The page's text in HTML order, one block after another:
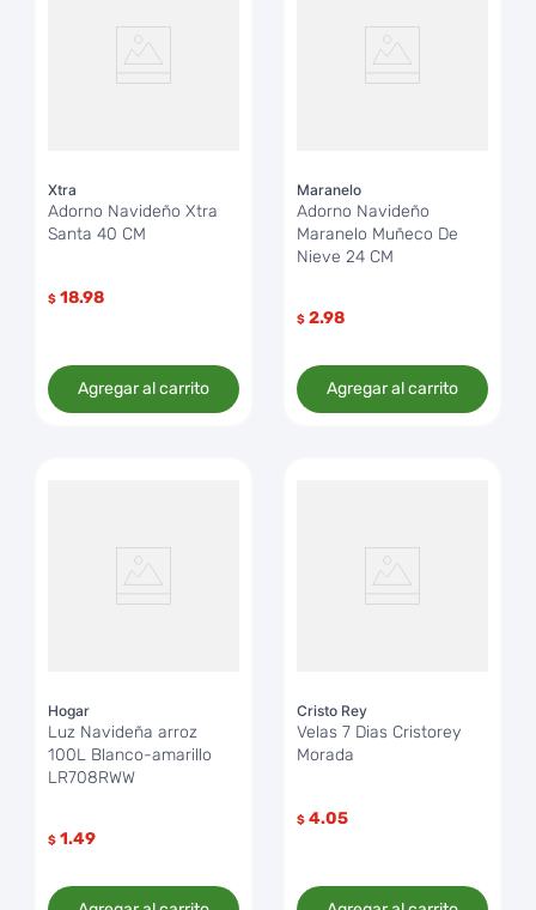
Xtra
Adorno Navideño Xtra
Santa 40 CM
$ 18.98
Agregar al carrito
Maranelo
Adorno Navideño
Maranelo Muñeco De
Nieve 24 CM
$ 2.98
Agregar al carrito
Hogar
Luz Navideña arroz
100L Blanco-amarillo
LR708RWW
$ 1.49
Cristo Rey
Velas 7 Dias Cristorey
Morada
$ 4.05